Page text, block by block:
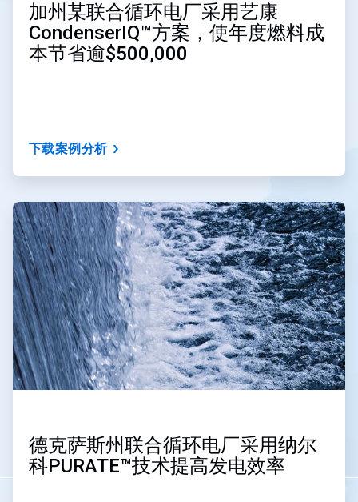
加州某联合循环电厂采用艺康
CondenserIQ™方案，使年度燃料成
本节省逾$500,000
下载案例分析
ArticleTile
2
，
共
3
德克萨斯州联合循环电厂采用纳尔
科PURATE™技术提高发电效率